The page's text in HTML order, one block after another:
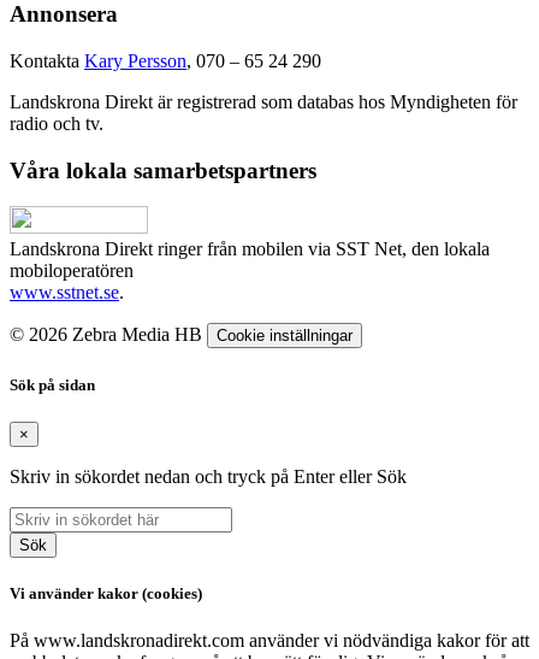
Annonsera
Kontakta Kary Persson, 070 – 65 24 290
Landskrona Direkt är registrerad som databas hos Myndigheten för
radio och tv.
Våra lokala samarbetspartners
Landskrona Direkt ringer från mobilen via SST Net, den lokala
mobiloperatören
www.sstnet.se.
© 2026 Zebra Media HB Cookie inställningar
Sök på sidan
×
Skriv in sökordet nedan och tryck på Enter eller Sök
Sök
Vi använder kakor (cookies)
På www.landskronadirekt.com använder vi nödvändiga kakor för att